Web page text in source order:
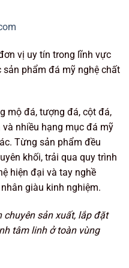
vị uy tín trong lĩnh vực
sản phẩm đá mỹ nghệ chất
mộ đá, tượng đá, cột đá,
nhiều hạng mục đá mỹ
Từng sản phẩm đều
khối, trải qua quy trình
hiện đại và tay nghề
giàu kinh nghiệm.
chuyên sản xuất, lắp đặt
tâm linh ở toàn vùng